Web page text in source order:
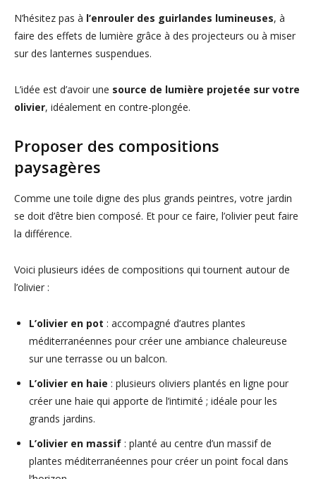
N’hésitez pas à l’enrouler des guirlandes lumineuses, à
faire des effets de lumière grâce à des projecteurs ou à miser
sur des lanternes suspendues.
L’idée est d’avoir une source de lumière projetée sur votre
olivier, idéalement en contre-plongée.
Proposer des compositions
paysagères
Comme une toile digne des plus grands peintres, votre jardin
se doit d’être bien composé. Et pour ce faire, l’olivier peut faire
la différence.
Voici plusieurs idées de compositions qui tournent autour de
l’olivier :
L’olivier en pot : accompagné d’autres plantes
méditerranéennes pour créer une ambiance chaleureuse
sur une terrasse ou un balcon.
L’olivier en haie : plusieurs oliviers plantés en ligne pour
créer une haie qui apporte de l’intimité ; idéale pour les
grands jardins.
L’olivier en massif : planté au centre d’un massif de
plantes méditerranéennes pour créer un point focal dans